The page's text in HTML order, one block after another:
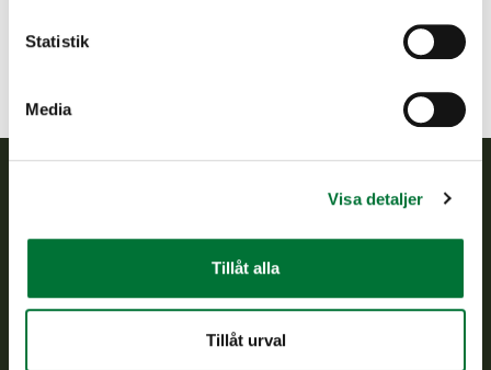
Statistik
Media
Visa detaljer
Tillåt alla
Tillåt urval
Finlands viltcentral främjar en hållbar vilthushållning, stöder
verkställs och svarar för de offentliga förvaltningsuppgifter